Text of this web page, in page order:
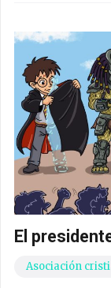
El
Asociación